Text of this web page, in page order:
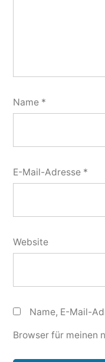
Name *
E-Mail-Adresse *
Website
Name, E-Mail-
Browser für meinen